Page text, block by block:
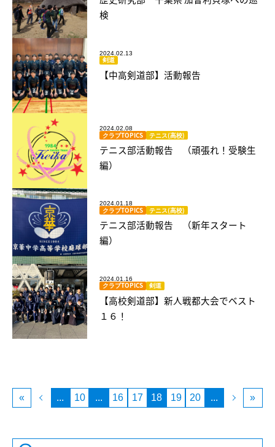
検
2024.02.13
剣道
【中高剣道部】活動報告
2024.02.08
クラブTOPICS テニス(高校)
テニス部活動報告 （頑張れ！受験生
編）
2024.01.18
クラブTOPICS テニス(高校)
テニス部活動報告 （新年スタート
編）
2024.01.16
クラブTOPICS 剣道
【高校剣道部】新人戦都大会でベスト
１６！
« ... 10 ... 16 17 18 19 20 ... »